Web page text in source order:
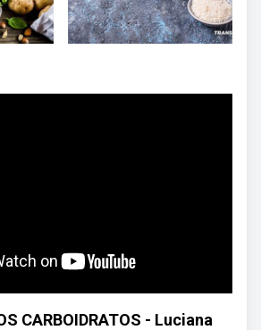
CARBOIDRATOS - Luciana